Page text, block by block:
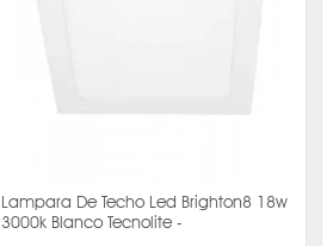
Lampara De Techo Led Brighton8 18w
3000k Blanco Tecnolite -